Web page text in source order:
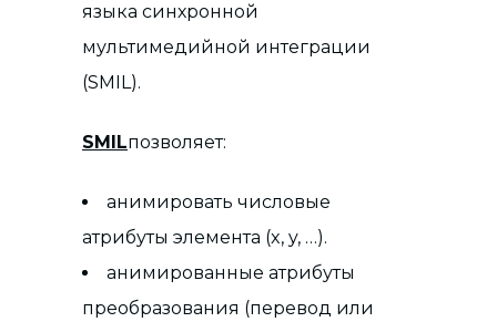
языка синхронной
мультимедийной интеграции
(SMIL).
SMILпозволяет:
анимировать числовые
атрибуты элемента (x, y, …).
анимированные атрибуты
преобразования (перевод или